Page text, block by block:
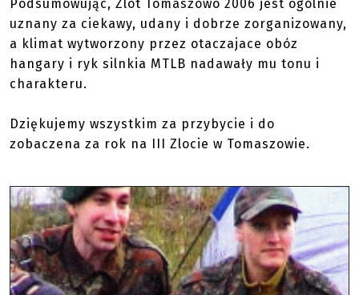
Podsumowując, Zlot Tomaszowo 2006 jest ogólnie
uznany za ciekawy, udany i dobrze zorganizowany,
a klimat wytworzony przez otaczajace obóz
hangary i ryk silnkia MTLB nadawały mu tonu i
charakteru.
Dziękujemy wszystkim za przybycie i do
zobaczena za rok na III Zlocie w Tomaszowie.